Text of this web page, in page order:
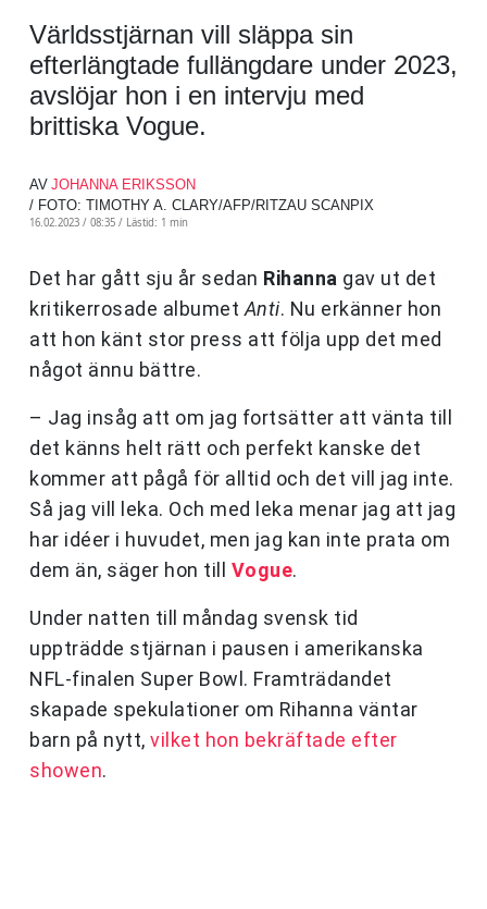
Världsstjärnan vill släppa sin
efterlängtade fullängdare under 2023,
avslöjar hon i en intervju med
brittiska Vogue.
AV JOHANNA ERIKSSON
/ FOTO: TIMOTHY A. CLARY/AFP/RITZAU SCANPIX
16.02.2023 / 08:35 / Lästid: 1 min
Det har gått sju år sedan Rihanna gav ut det
kritikerrosade albumet Anti. Nu erkänner hon
att hon känt stor press att följa upp det med
något ännu bättre.
– Jag insåg att om jag fortsätter att vänta till
det känns helt rätt och perfekt kanske det
kommer att pågå för alltid och det vill jag inte.
Så jag vill leka. Och med leka menar jag att jag
har idéer i huvudet, men jag kan inte prata om
dem än, säger hon till Vogue.
Under natten till måndag svensk tid
uppträdde stjärnan i pausen i amerikanska
NFL-finalen Super Bowl. Framträdandet
skapade spekulationer om Rihanna väntar
barn på nytt, vilket hon bekräftade efter
showen.